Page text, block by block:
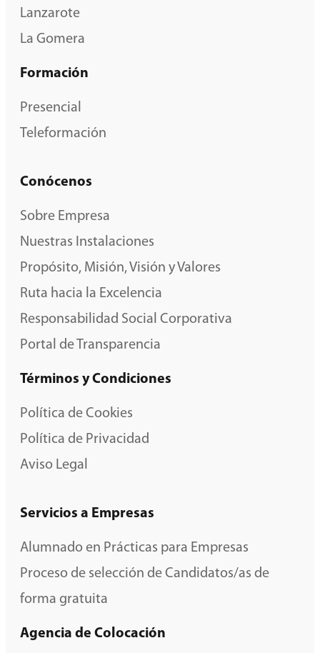
Lanzarote
La Gomera
Formación
Presencial
Teleformación
Conócenos
Sobre Empresa
Nuestras Instalaciones
Propósito, Misión, Visión y Valores
Ruta hacia la Excelencia
Responsabilidad Social Corporativa
Portal de Transparencia
Términos y Condiciones
Política de Cookies
Política de Privacidad
Aviso Legal
Servicios a Empresas
Alumnado en Prácticas para Empresas
Proceso de selección de Candidatos/as de
forma gratuita
Agencia de Colocación